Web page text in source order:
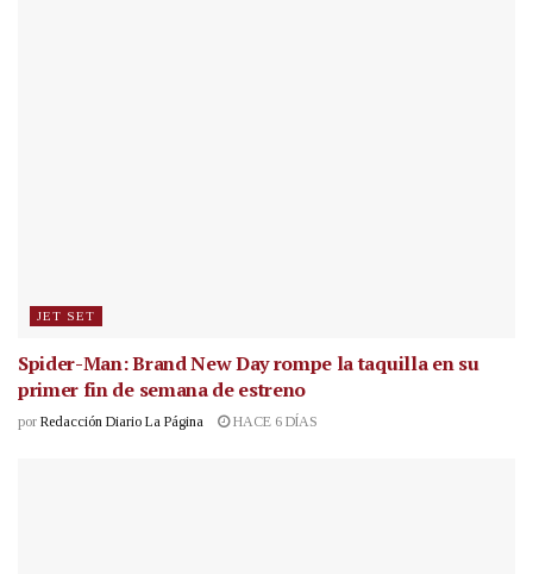
JET SET
Spider-Man: Brand New Day rompe la taquilla en su
primer fin de semana de estreno
por Redacción Diario La Página HACE 6 DÍAS